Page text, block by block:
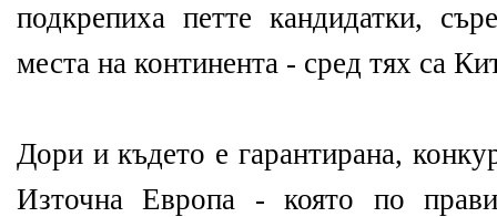
подкрепиха петте кандидатки,
места на континента - сред тях са
Дори и където е гарантирана,
Източна Европа - която по